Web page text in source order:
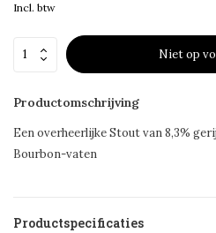
Incl. btw
Niet op
Productomschrijving
Een overheerlijke Stout van 8,3%
Bourbon-vaten
Productspecificaties